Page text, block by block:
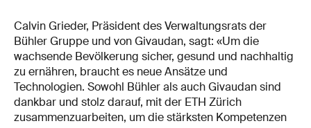
Calvin Grieder, Präsident des Verwaltungsrats der
Bühler Gruppe und von Givaudan, sagt: «Um die
wachsende Bevölkerung sicher, gesund und nachhaltig
zu ernähren, braucht es neue Ansätze und
Technologien. Sowohl Bühler als auch Givaudan sind
dankbar und stolz darauf, mit der ETH Zürich
zusammenzuarbeiten, um die stärksten Kompetenzen